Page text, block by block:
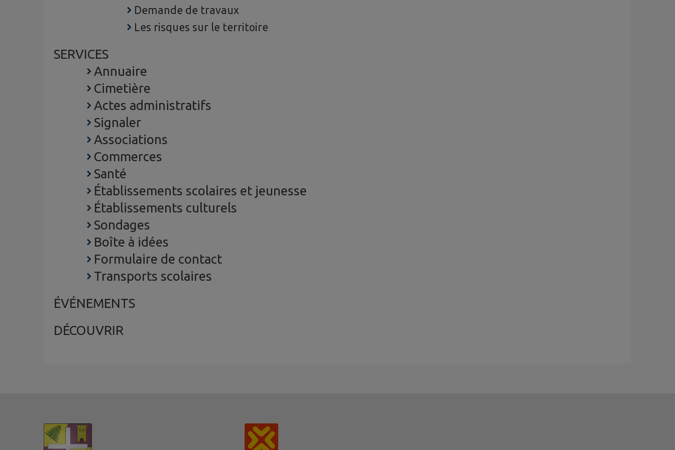
Demande de travaux
Les risques sur le territoire
SERVICES
Annuaire
Cimetière
Actes administratifs
Signaler
Associations
Commerces
Santé
Établissements scolaires et jeunesse
Établissements culturels
Sondages
Boîte à idées
Formulaire de contact
Transports scolaires
ÉVÉNEMENTS
DÉCOUVRIR